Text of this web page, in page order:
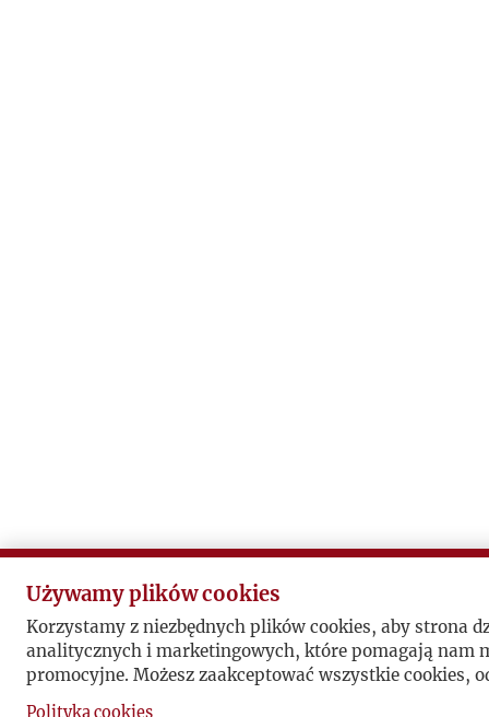
Używamy plików cookies
Korzystamy z niezbędnych plików cookies, aby strona
analitycznych i marketingowych, które pomagają nam
promocyjne. Możesz zaakceptować wszystkie cookies,
Polityka cookies